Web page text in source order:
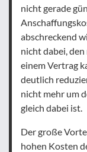
nicht gerade
abschreckend
nicht dabei,
einem Vertrag
deutlich
nicht mehr um
gleich dabei ist.
Der große
hohen Kosten